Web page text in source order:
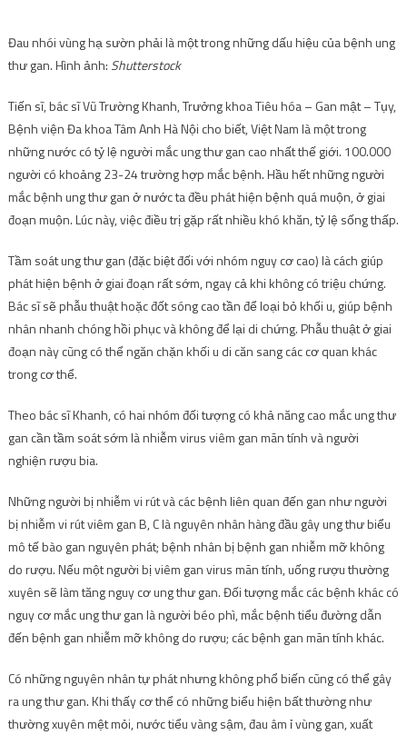
Đau nhói vùng hạ sườn phải là một trong những dấu hiệu của bệnh ung
thư gan. Hình ảnh: Shutterstock
Tiến sĩ, bác sĩ Vũ Trường Khanh, Trưởng khoa Tiêu hóa – Gan mật – Tụy,
Bệnh viện Đa khoa Tâm Anh Hà Nội cho biết, Việt Nam là một trong
những nước có tỷ lệ người mắc ung thư gan cao nhất thế giới. 100.000
người có khoảng 23-24 trường hợp mắc bệnh. Hầu hết những người
mắc bệnh ung thư gan ở nước ta đều phát hiện bệnh quá muộn, ở giai
đoạn muộn. Lúc này, việc điều trị gặp rất nhiều khó khăn, tỷ lệ sống thấp.
Tầm soát ung thư gan (đặc biệt đối với nhóm nguy cơ cao) là cách giúp
phát hiện bệnh ở giai đoạn rất sớm, ngay cả khi không có triệu chứng.
Bác sĩ sẽ phẫu thuật hoặc đốt sóng cao tần để loại bỏ khối u, giúp bệnh
nhân nhanh chóng hồi phục và không để lại di chứng. Phẫu thuật ở giai
đoạn này cũng có thể ngăn chặn khối u di căn sang các cơ quan khác
trong cơ thể.
Theo bác sĩ Khanh, có hai nhóm đối tượng có khả năng cao mắc ung thư
gan cần tầm soát sớm là nhiễm virus viêm gan mãn tính và người
nghiện rượu bia.
Những người bị nhiễm vi rút và các bệnh liên quan đến gan như người
bị nhiễm vi rút viêm gan B, C là nguyên nhân hàng đầu gây ung thư biểu
mô tế bào gan nguyên phát; bệnh nhân bị bệnh gan nhiễm mỡ không
do rượu. Nếu một người bị viêm gan virus mãn tính, uống rượu thường
xuyên sẽ làm tăng nguy cơ ung thư gan. Đối tượng mắc các bệnh khác có
nguy cơ mắc ung thư gan là người béo phì, mắc bệnh tiểu đường dẫn
đến bệnh gan nhiễm mỡ không do rượu; các bệnh gan mãn tính khác.
Có những nguyên nhân tự phát nhưng không phổ biến cũng có thể gây
ra ung thư gan. Khi thấy cơ thể có những biểu hiện bất thường như
thường xuyên mệt mỏi, nước tiểu vàng sậm, đau âm ỉ vùng gan, xuất